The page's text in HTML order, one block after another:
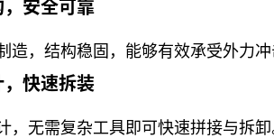
，安全可靠
造，结构稳固，能够有效承受外力
，快速拆装
，无需复杂工具即可快速拼接与拆